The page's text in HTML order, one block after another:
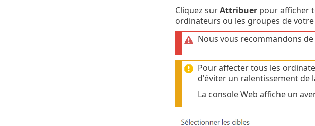
Cliquez surAttribuerpour afficher
ordinateurs ou les groupes de
Nous vous recommandons
Pour affecter tous les
d'éviter un ralentissement de
La console Web affiche un